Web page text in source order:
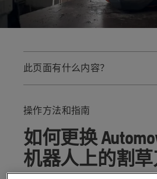
此页面有什么内容？
推荐产品
操作方法和指南
如何更换
机器人上的割